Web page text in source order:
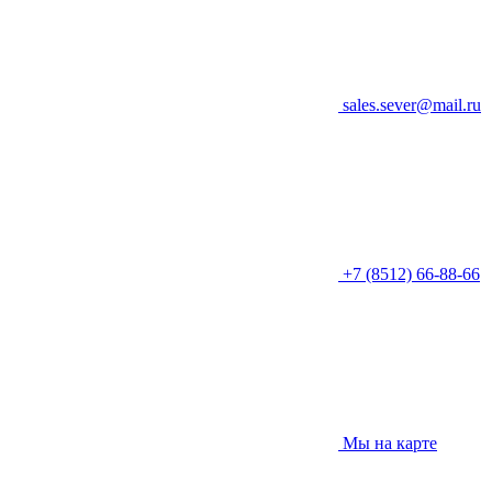
sales.sever@mail.ru
+7 (8512) 66-88-66
Мы на карте